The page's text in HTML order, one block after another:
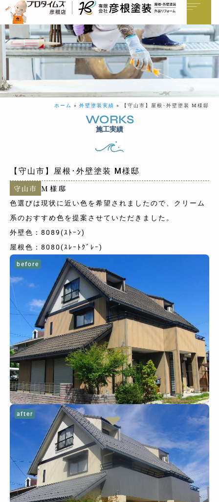
ホーム » 外壁塗装実績 » 【守山市】屋根･外壁塗装 M様邸
WORKS
施工実績
【守山市】屋根･外壁塗装 M様邸
守山市 M様邸
色選びは現状に近い色を希望されましたので、クリーム
系のおすすめ色を提案させていただきました。
外壁色：8089(ｽﾄｰﾝ)
屋根色：8080(ｽﾚｰﾄｸﾞﾚｰ)
before
after